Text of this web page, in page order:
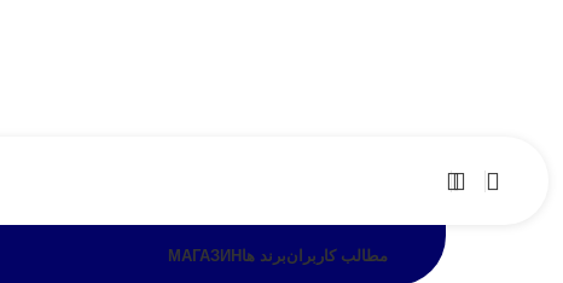
МАГАЗИНبرند هامطالب کاربران